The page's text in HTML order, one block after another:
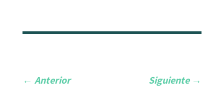
← Anterior Siguiente→